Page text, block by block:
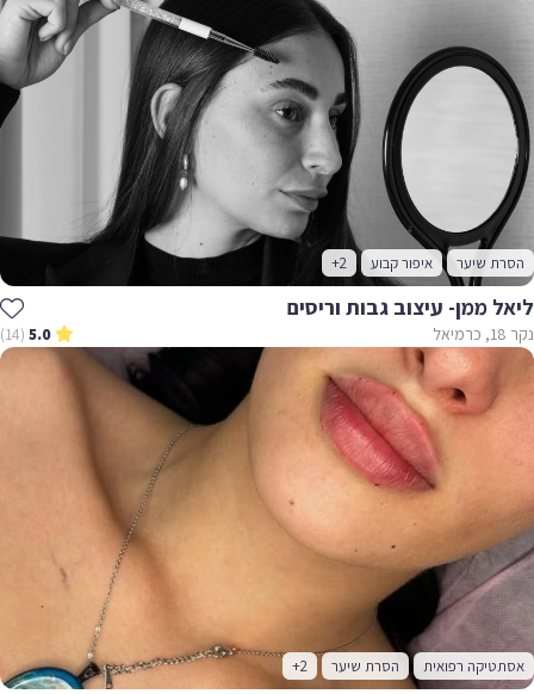
הסרת שיער איפור קבוע +2
ליאל ממן- עיצוב גבות וריסים
נקר 18, כרמיאל 5.0
(14)
אסתטיקה רפואית הסרת שיער +2